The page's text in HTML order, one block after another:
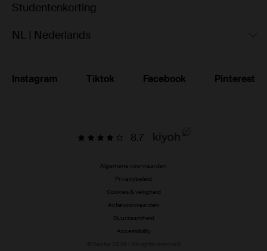
Studentenkorting
NL | Nederlands
Instagram Tiktok Facebook Pinterest
8.7
Algemene voorwaarden
Privacybeleid
Cookies & veiligheid
Actievoorwaarden
Duurzaamheid
Accessibility